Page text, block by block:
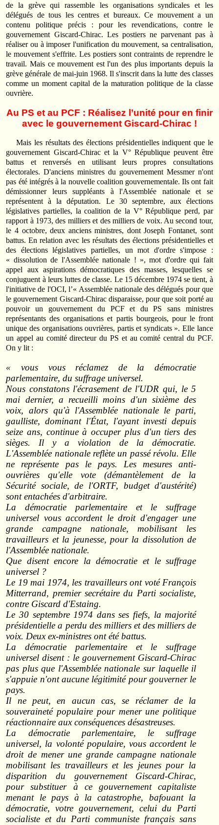
de la grève qui rassemble les organisations syndicales et les
délégués de tous les centres et bureaux. Ce mouvement a un
contenu politique précis : pour les revendications, contre le
gouvernement Giscard‑Chirac. Les postiers ne parvenant pas à
réaliser ou à imposer l'unification du mouvement, sa centralisation,
le mouvement s'effrite. Les postiers sont contraints de reprendre le
travail. Mais ce mouvement est l'un des plus importants depuis la
grève générale de mai-juin 1968. Il s'inscrit dans la lutte des classes
comme un moment capital de la maturation politique de la classe
ouvrière.
Au PS et au PCF : Réalisez l’unité pour en finir
avec le gouvernement Giscard‑Chirac !
Mais les résultats des élections présidentielles indiquent que le
gouvernement Giscard‑Chirac et la V° République peuvent être
battus et renversés en utilisant leurs propres consultations
électorales. D'anciens ministres du gouvernement Messmer n'ont
pas été intégrés à la nouvelle coalition gouvernementale. Ils ont fait
démissionner leurs suppléants à l'Assemblée nationale et se
représentent à la députation. Le 30 septembre, aux élections
législatives partielles, la coalition de la V° République perd, par
rapport à 1973, des milliers et des milliers de voix. Au second tour,
le 4 octobre, deux anciens ministres, dont Joseph Fontanet, sont
battus. En relation avec les résultats des élections présidentielles et
des élections législatives partielles, un mot d'ordre s'impose :
« dissolution de l'Assemblée nationale ! », mot d'ordre qui fait
appel aux aspirations démocratiques des masses, lesquelles se
conjuguent à leurs luttes de classe. Le 15 décembre 1974 se tient, à
l'initiative de l'OCI, l’« Assemblée nationale des délégués pour que
le gouvernement Giscard‑Chirac disparaisse, pour que soit porté au
pouvoir un gouvernement du PCF et du PS sans ministres
représentants des organisations et partis bourgeois, pour le front
unique des organisations ouvrières, partis et syndicats ». Elle lance
un appel au comité directeur du PS et au comité central du PCF.
On y lit :
« vous vous réclamez de la démocratie
parlementaire, du suffrage universel.
Nous constatons l'écrasement de l'UDR qui, le 5
mai dernier, a recueilli moins d'un sixième des
voix, alors qu'à l'Assemblée nationale le parti,
gaulliste, dominant l'État, l'ayant investi depuis
seize ans, continue à occuper plus d'un tiers des
sièges. Il y a violation de la démocratie.
L'Assemblée nationale reflète un passé révolu. Elle
ne représente pas le pays. Les mesures anti-
ouvrières qu'elle vote (démantèlement de la
Sécurité sociale, de l'ORTF, budget d'austérité)
sont entachées d'arbitraire.
La démocratie parlementaire et le suffrage
universel vous accordent le droit d'engager une
grande campagne nationale, mobilisant les
travailleurs et la jeunesse, pour la dissolution de
l'Assemblée nationale.
Que disent encore la démocratie et le suffrage
universel ?
Le 19 mai 1974, les travailleurs ont voté François
Mitterrand, premier secrétaire du Parti socialiste,
contre Giscard d'Estaing.
Le 30 septembre 1974 dans ses fiefs, la majorité
présidentielle a perdu des milliers et des milliers de
voix. Deux ex‑ministres ont été battus.
La démocratie parlementaire et le suffrage
universel disent : le gouvernement Giscard‑Chirac
pas plus que l'Assemblée nationale sur laquelle il
s'appuie n'ont aucune légitimité pour gouverner le
pays.
Il ne peut, en aucun cas, se réclamer de la
souveraineté populaire pour mener une politique
réactionnaire aux conséquences désastreuses.
La démocratie parlementaire, le suffrage
universel, la volonté populaire, vous accordent le
droit de mener une grande campagne nationale
mobilisant les travailleurs et les jeunes pour la
disparition du gouvernement Giscard‑Chirac,
pour substituer à ce gouvernement capitaliste
menant le pays à la catastrophe, bafouant la
démocratie, votre gouvernement, celui du Parti
socialiste et du Parti communiste français sans